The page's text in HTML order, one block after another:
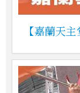
【嘉蘭天